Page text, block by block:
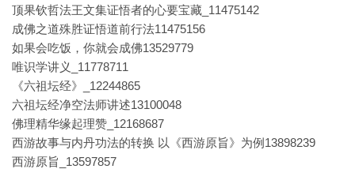
顶果钦哲法王文集证悟者的心要宝藏_11475142
成佛之道殊胜证悟道前行法11475156
如果会吃饭，你就会成佛13529779
唯识学讲义_11778711
《六祖坛经》_12244865
六祖坛经净空法师讲述13100048
佛理精华缘起理赞_12168687
西游故事与内丹功法的转换 以《西游原旨》为例13898239
西游原旨_13597857